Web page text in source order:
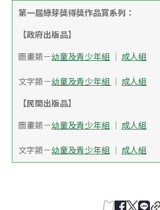
第一屆綠芽獎得獎作品賞系列：
【政府出版品】
圖畫類－幼童及青少年組 │ 成人組
文字類－幼童及青少年組 │ 成人組
【民間出版品】
圖畫類－幼童及青少年組 │ 成人組
文字類－幼童及青少年組 │ 成人組